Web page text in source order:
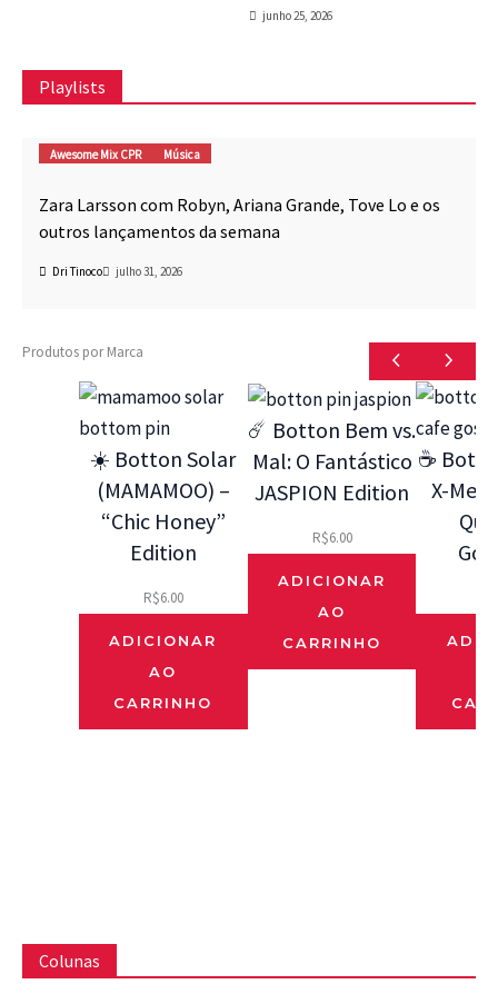
junho 25, 2026
Playlists
Awesome Mix CPR Música
Zara Larsson com Robyn, Ariana Grande, Tove Lo e os
outros lançamentos da semana
Dri Tinoco julho 31, 2026
Produtos por Marca
☀️ Botton Solar
(MAMAMOO) –
“Chic Honey”
Edition
R$6.00
ADICIONAR
AO
CARRINHO
☄️ Botton Bem vs.
Mal: O Fantástico
JASPION Edition
R$6.00
ADICIONAR
AO
CARRINHO
☕
X-Men